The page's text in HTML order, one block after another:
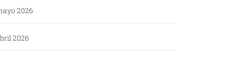
2026
2026